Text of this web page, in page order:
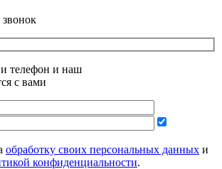
звонок
и телефон и наш
с вами
обработку своих персональных данных и
конфиденциальности.